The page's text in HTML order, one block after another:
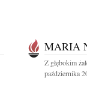
MARIA
Z głębokim
października